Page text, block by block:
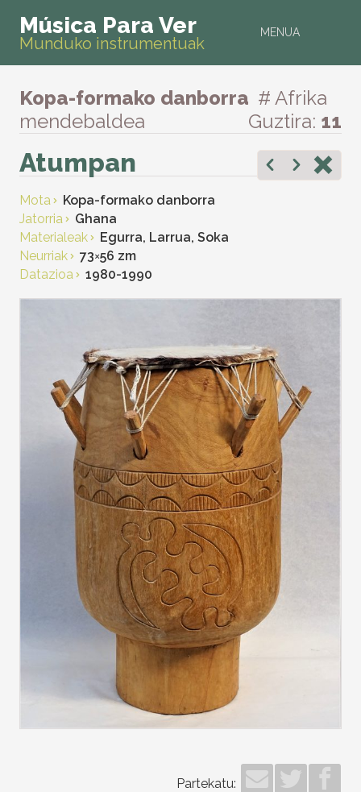
MENUA
Música Para Ver
Munduko instrumentuak
Kopa-formako danborra # Afrika
mendebaldea
Guztira: 11
Atumpan
Mota
Kopa-formako danborra
Jatorria
Ghana
Materialeak
Egurra, Larrua, Soka
Neurriak
73×56 zm
Datazioa
1980-1990
Partekatu: